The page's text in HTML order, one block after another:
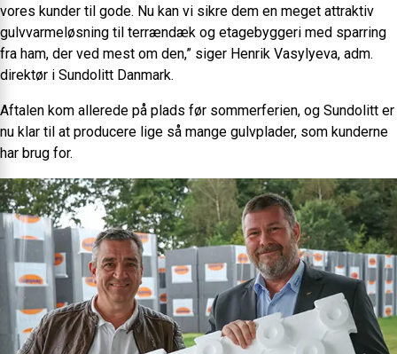
vores kunder til gode. Nu kan vi sikre dem en meget attraktiv
gulvvarmeløsning til terrændæk og etagebyggeri med sparring
fra ham, der ved mest om den,” siger Henrik Vasylyeva, adm.
direktør i Sundolitt Danmark.
Aftalen kom allerede på plads før sommerferien, og Sundolitt er
nu klar til at producere lige så mange gulvplader, som kunderne
har brug for.